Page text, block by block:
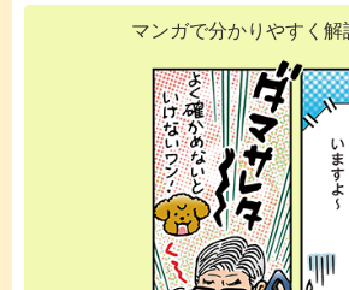
マンガで分かりやすく解